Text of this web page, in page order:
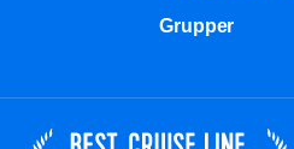
Grupper